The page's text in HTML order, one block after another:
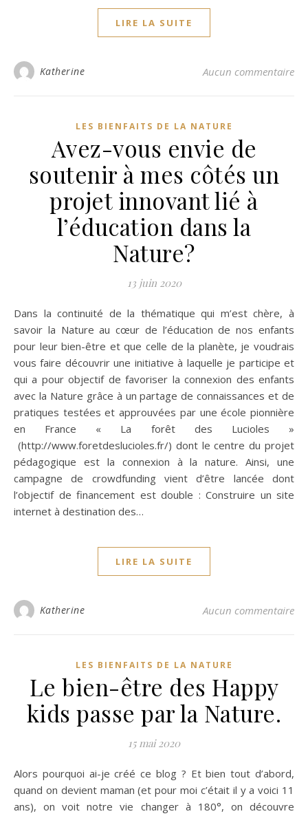
LIRE LA SUITE
Katherine Aucun commentaire
LES BIENFAITS DE LA NATURE
Avez-vous envie de
soutenir à mes côtés un
projet innovant lié à
l’éducation dans la
Nature?
13 juin 2020
Dans la continuité de la thématique qui m’est chère, à
savoir la Nature au cœur de l’éducation de nos enfants
pour leur bien-être et que celle de la planète, je voudrais
vous faire découvrir une initiative à laquelle je participe et
qui a pour objectif de favoriser la connexion des enfants
avec la Nature grâce à un partage de connaissances et de
pratiques testées et approuvées par une école pionnière
en France « La forêt des Lucioles »
(http://www.foretdeslucioles.fr/) dont le centre du projet
pédagogique est la connexion à la nature. Ainsi, une
campagne de crowdfunding vient d’être lancée dont
l’objectif de financement est double : Construire un site
internet à destination des…
LIRE LA SUITE
Katherine Aucun commentaire
LES BIENFAITS DE LA NATURE
Le bien-être des Happy
kids passe par la Nature.
15 mai 2020
Alors pourquoi ai-je créé ce blog ? Et bien tout d’abord,
quand on devient maman (et pour moi c’était il y a voici 11
ans), on voit notre vie changer à 180°, on découvre